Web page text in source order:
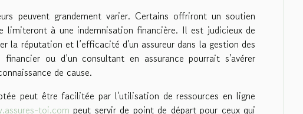
peuvent grandement varier. Certains offriront un soutien
limiteront à une indemnisation financière. Il est judicieux de
la réputation et l’efficacité d'un assureur dans la gestion des
ou d’un consultant en assurance pourrait s'avérer
de cause.
peut être facilitée par l'utilisation de ressources en ligne
toi.com peut servir de point de départ pour ceux qui